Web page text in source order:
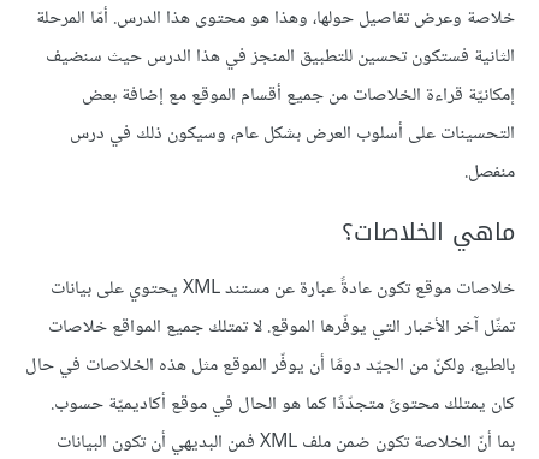
خلاصة وعرض تفاصيل حولها، وهذا هو محتوى هذا الدرس. أمّا المرحلة
الثانية فستكون تحسين للتطبيق المنجز في هذا الدرس حيث سنضيف
إمكانيّة قراءة الخلاصات من جميع أقسام الموقع مع إضافة بعض
التحسينات على أسلوب العرض بشكل عام، وسيكون ذلك في درس
منفصل.
ماهي الخلاصات؟
خلاصات موقع تكون عادةً عبارة عن مستند XML يحتوي على بيانات
تمثّل آخر الأخبار التي يوفّرها الموقع. لا تمتلك جميع المواقع خلاصات
بالطبع، ولكنّ من الجيّد دومًا أن يوفّر الموقع مثل هذه الخلاصات في حال
كان يمتلك محتوىً متجدّدًا كما هو الحال في موقع أكاديميّة حسوب.
بما أنّ الخلاصة تكون ضمن ملف XML فمن البديهي أن تكون البيانات